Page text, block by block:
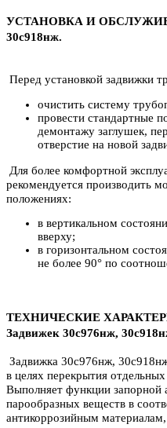
УСТАНОВКА И
30с918нж.
Перед установкой задвижки
очистить систему
провести стандартные
демонтажу заглушек,
отверстие на новой
Для более комфортной
рекомендуется производить
положениях:
в вертикальном
вверху;
в горизонтальном
не более 90° по
ТЕХНИЧЕСКИЕ
Задвижек 30с976нж,
Задвижка 30с976нж,
в целях перекрытия
Выполняет функции
парообразных веществ в
антикоррозийным